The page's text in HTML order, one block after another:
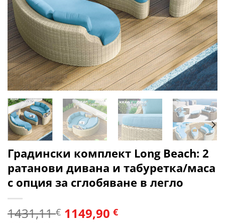
Градински комплект Long Beach: 2
ратанови дивана и табуретка/маса
с опция за сглобяване в легло
1431,11€ 1149,90€